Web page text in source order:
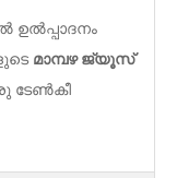
ഉൽപ്പാദനം
മാമ്പഴ ജ്യൂസ്
ടേൺകീ